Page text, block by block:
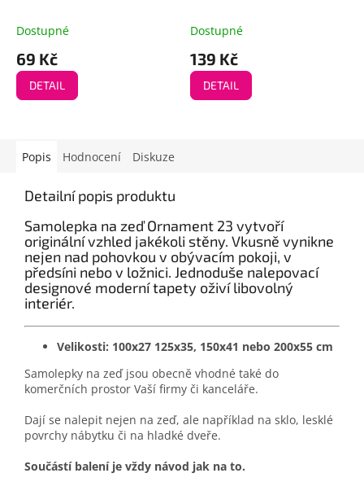
Dostupné
69 Kč
DETAIL
Dostupné
139 Kč
DETAIL
Popis Hodnocení Diskuze
Detailní popis produktu
Samolepka na zeď Ornament 23 vytvoří
originální vzhled jakékoli stěny. Vkusně vynikne
nejen nad pohovkou v obývacím pokoji, v
předsíni nebo v ložnici. Jednoduše nalepovací
designové moderní tapety oživí libovolný
interiér.
Velikosti: 100x27 125x35, 150x41 nebo 200x55 cm
Samolepky na zeď jsou obecně vhodné také do
komerčních prostor Vaší firmy či kanceláře.
Dají se nalepit nejen na zeď, ale například na sklo, lesklé
povrchy nábytku či na hladké dveře.
Součástí balení je vždy návod jak na to.